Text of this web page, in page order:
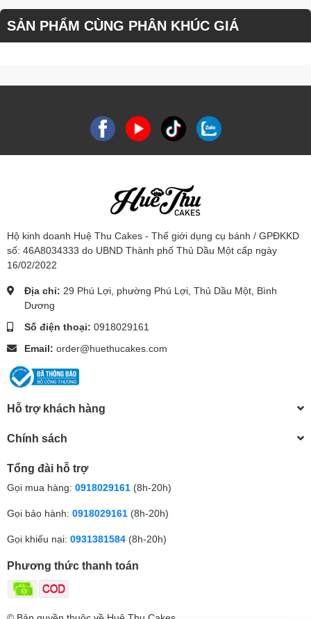
SẢN PHẨM CÙNG PHÂN KHÚC GIÁ
Hộ kinh doanh Huệ Thu Cakes - Thế giới dụng cụ bánh / GPĐKKD
số: 46A8034333 do UBND Thành phố Thủ Dầu Một cấp ngày
16/02/2022
Địa chỉ: 29 Phú Lợi, phường Phú Lợi, Thủ Dầu Một, Bình
Dương
Số điện thoại: 0918029161
Email: order@huethucakes.com
Hỗ trợ khách hàng
Chính sách
Tổng đài hỗ trợ
Gọi mua hàng: 0918029161 (8h-20h)
Gọi bảo hành: 0918029161 (8h-20h)
Gọi khiếu nại: 0931381584 (8h-20h)
Phương thức thanh toán